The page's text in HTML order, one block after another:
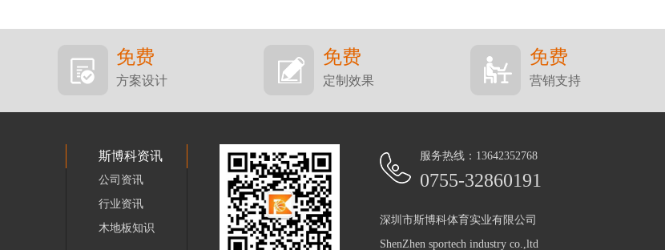
免费
方案设计
免费
定制效果
免费
营销支持
斯博科资讯
公司资讯
行业资讯
木地板知识
服务热线：13642352768
0755-32860191
深圳市斯博科体育实业有限公司
ShenZhen sportech industry co.,ltd